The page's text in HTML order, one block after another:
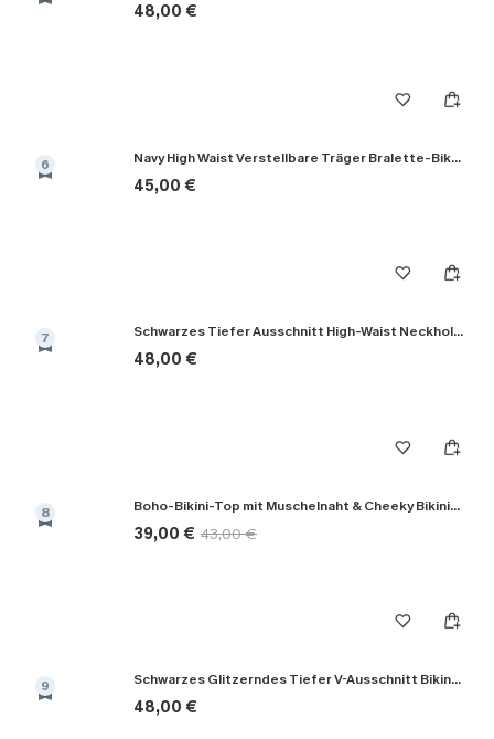
48,00 €
6 Navy High Waist Verstellbare Träger Bralette-Bikini-Set
45,00 €
7 Schwarzes Tiefer Ausschnitt High-Waist Neckholder-Bikini-Set
48,00 €
8 Boho-Bikini-Top mit Muschelnaht & Cheeky Bikinihose
39,00 € 43,00 €
9 Schwarzes Glitzerndes Tiefer V-Ausschnitt Bikini-Set
48,00 €